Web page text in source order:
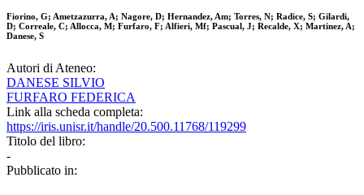
Fiorino, G; Ametzazurra, A; Nagore, D; Hernandez, Am; Torres, N; Radice, S; Gilardi,
D; Correale, C; Allocca, M; Furfaro, F; Alfieri, Mf; Pascual, J; Recalde, X; Martinez, A;
Danese, S
Autori di Ateneo:
DANESE SILVIO
FURFARO FEDERICA
Link alla scheda completa:
https://iris.unisr.it/handle/20.500.11768/119299
Titolo del libro:
-
Pubblicato in: